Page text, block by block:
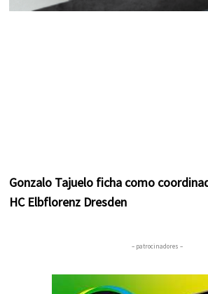
Gonzalo Tajuelo ficha como
HC Elbflorenz Dresden
– patrocinadores –